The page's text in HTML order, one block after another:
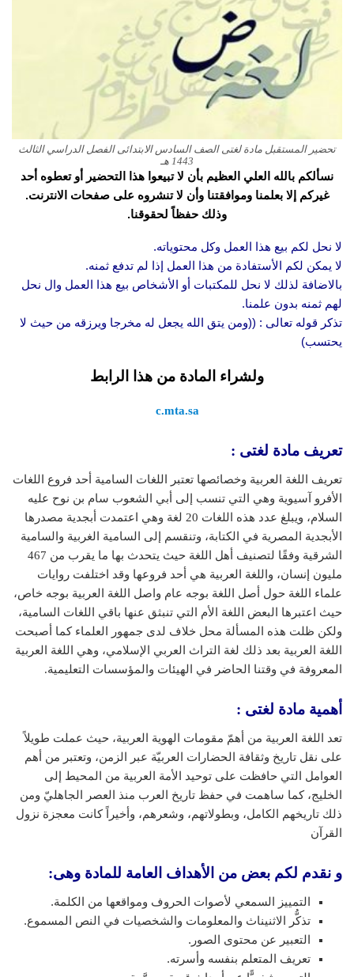
تحضير المستقبل مادة لغتى الصف السادس الابتدائى الفصل الدراسي الثالث
1443 هـ
نسألكم بالله العلي العظيم بأن لا تبيعوا هذا التحضير أو تعطوه أحد
غيركم إلا بعلمنا وموافقتنا وأن لا تنشروه على صفحات الانترنت.
وذلك حفظاً لحقوقنا.
لا نحل لكم بيع هذا العمل وكل محتوياته.
لا يمكن لكم الأستفادة من هذا العمل إذا لم تدفع ثمنه.
بالاضافة لذلك لا نحل للمكتبات أو الأشخاص بيع هذا العمل وال نحل
لهم ثمنه بدون علمنا.
تذكر قوله تعالى : ((ومن يتق الله يجعل له مخرجا ويرزقه من حيث لا
يحتسب)
ولشراء المادة من هذا الرابط
c.mta.sa
تعريف مادة لغتى :
تعريف اللغة العربية وخصائصها تعتبر اللغات السامية أحد فروع اللغات
الأفرو آسيوية وهي التي تنسب إلى أبي الشعوب سام بن نوح عليه
السلام، ويبلغ عدد هذه اللغات 20 لغة وهي اعتمدت أبجدية مصدرها
الأبجدية المصرية في الكتابة، وتنقسم إلى السامية الغربية والسامية
الشرقية وفقًا لتصنيف أهل اللغة حيث يتحدث بها ما يقرب من 467
مليون إنسان، واللغة العربية هي أحد فروعها وقد اختلفت روايات
علماء اللغة حول أصل اللغة بوجه عام واصل اللغة العربية بوجه خاص،
حيث اعتبرها البعض اللغة الأم التي تنبثق عنها باقي اللغات السامية،
ولكن ظلت هذه المسألة محل خلاف لدى جمهور العلماء كما أصبحت
اللغة العربية بعد ذلك لغة التراث العربي الإسلامي، وهي اللغة العربية
المعروفة في وقتنا الحاضر في الهيئات والمؤسسات التعليمية.
أهمية مادة لغتى :
تعد اللغة العربية من أهمّ مقومات الهوية العربية، حيث عملت طويلاً
على نقل تاريخ وثقافة الحضارات العربيّة عبر الزمن، وتعتبر من أهم
العوامل التي حافظت على توحيد الأمة العربية من المحيط إلى
الخليج، كما ساهمت في حفظ تاريخ العرب منذ العصر الجاهليّ ومن
ذلك تاريخهم الكامل، وبطولاتهم، وشعرهم، وأخيراً كانت معجزة نزول
القرآن
و نقدم لكم بعض من الأهداف العامة للمادة وهى:
التمييز السمعي لأصوات الحروف ومواقعها من الكلمة.
تذكُّر الاثنيناث والمعلومات والشخصيات في النص المسموع.
التعبير عن محتوى الصور.
تعريف المتعلم بنفسه وأسرته.